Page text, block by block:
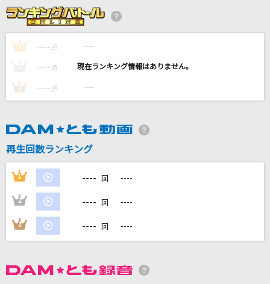
[生音]旅立ち
カラオケ最新情報をチェック！
カラオケをもっと楽しもう！
1 ---- 点 ----
---- 点 ----
3 ---- 点 ----
再生回数ランキング
1 ---- 回 ----
2 ---- 回 ----
3 ---- 回 ----